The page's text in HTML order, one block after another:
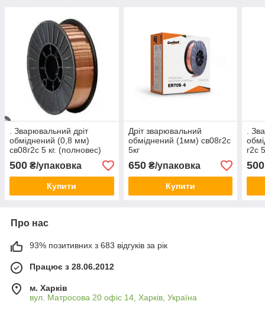
. Зварювальний дріт
обміднений (0,8 мм)
св08г2с 5 кг. (полновес)
500 ₴/упаковка
Купити
Дріт зварювальний
обміднений (1мм) св08г2с
5кг
650₴/упаковка
Купити
.
г2с
500
Про нас
93% позитивних з 683 відгуків за рік
Працює з 28.06.2012
м. Харків
вул. Матросова 20 офіс 14, Харків, Україна